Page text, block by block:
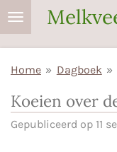
Ga
direct
de
hoofdinhoud
Home » Dagboek »
Koeien over
Gepubliceerd op 11